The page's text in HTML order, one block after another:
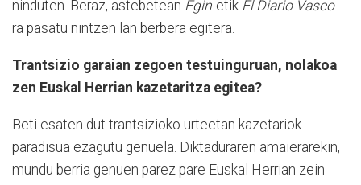
ninduten. Beraz, astebetean Egin-etik El Diario Vasco-
ra pasatu nintzen lan berbera egitera.
Trantsizio garaian zegoen testuinguruan, nolakoa
zen Euskal Herrian kazetaritza egitea?
Beti esaten dut trantsizioko urteetan kazetariok
paradisua ezagutu genuela. Diktaduraren amaierarekin,
mundu berria genuen parez pare Euskal Herrian zein